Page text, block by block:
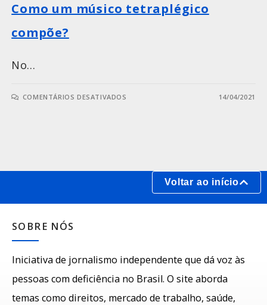
Como um músico tetraplégico
compõe?
No…
COMENTÁRIOS DESATIVADOS 14/04/2021
Voltar ao início
SOBRE NÓS
Iniciativa de jornalismo independente que dá voz às
pessoas com deficiência no Brasil. O site aborda
temas como direitos, mercado de trabalho, saúde,